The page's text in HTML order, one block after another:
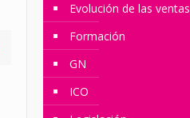
Evolución de las ventas
Formación
GN
ICO